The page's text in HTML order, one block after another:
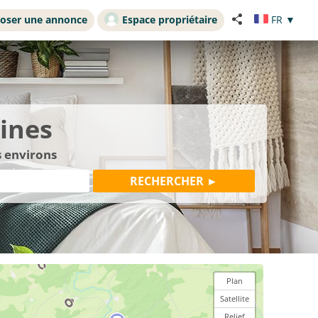
une annonce Espace propriétaire FR ▼
environs
Plan
Satellite